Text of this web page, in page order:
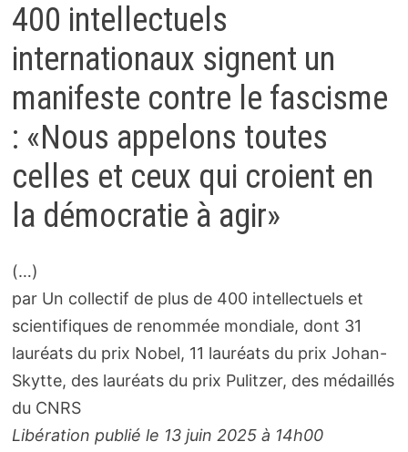
400 intellectuels
internationaux signent un
manifeste contre le fascisme
: «Nous appelons toutes
celles et ceux qui croient en
la démocratie à agir»
(…)
par Un collectif de plus de 400 intellectuels et
scientifiques de renommée mondiale, dont 31
lauréats du prix Nobel, 11 lauréats du prix Johan-
Skytte, des lauréats du prix Pulitzer, des médaillés
du CNRS
Libération publié le 13 juin 2025 à 14h00